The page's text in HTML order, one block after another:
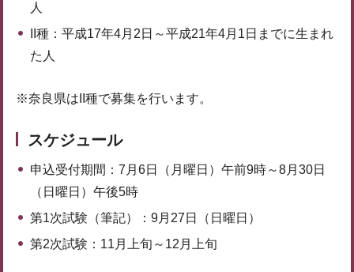
人
II種：平成17年4月2日～平成21年4月1日までに生まれ
た人
※奈良県はII種で募集を行います。
スケジュール
申込受付期間：7月6日（月曜日）午前9時～8月30日
（日曜日）午後5時
第1次試験（筆記）：9月27日（日曜日）
第2次試験：11月上旬～12月上旬